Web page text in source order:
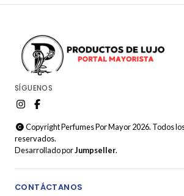
SÍGUENOS
Copyright Perfumes Por Mayor 2026. Todos
reservados.
Desarrollado porJumpseller.
CONTÁCTANOS